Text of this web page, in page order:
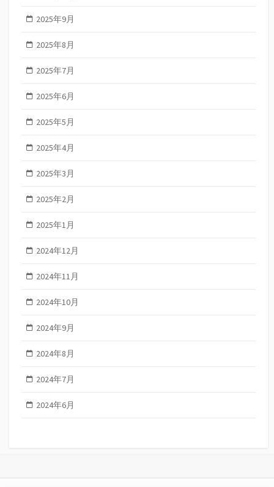
2025年9月
2025年8月
2025年7月
2025年6月
2025年5月
2025年4月
2025年3月
2025年2月
2025年1月
2024年12月
2024年11月
2024年10月
2024年9月
2024年8月
2024年7月
2024年6月